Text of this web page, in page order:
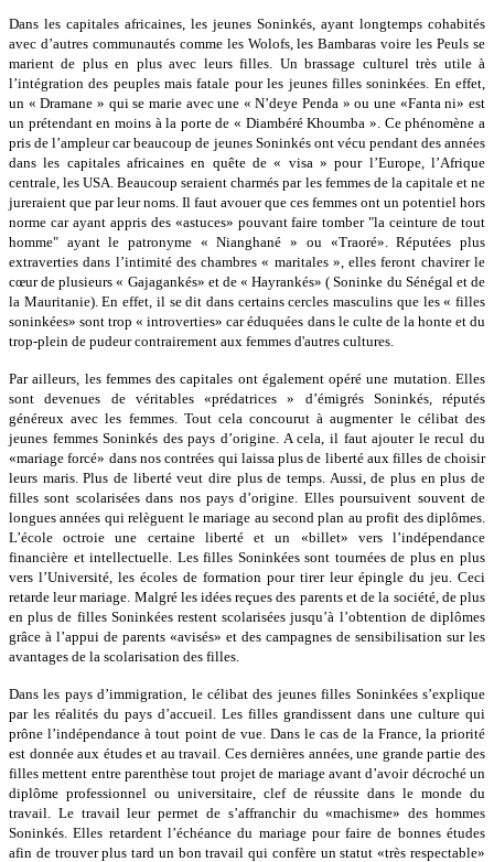
Dans les capitales africaines, les jeunes Soninkés, ayant longtemps cohabités
avec d’autres communautés comme les Wolofs, les Bambaras voire les Peuls se
marient de plus en plus avec leurs filles. Un brassage culturel très utile à
l’intégration des peuples mais fatale pour les jeunes filles soninkées. En effet,
un « Dramane » qui se marie avec une « N’deye Penda » ou une «Fanta ni» est
un prétendant en moins à la porte de « Diambéré Khoumba ». Ce phénomène a
pris de l’ampleur car beaucoup de jeunes Soninkés ont vécu pendant des années
dans les capitales africaines en quête de « visa » pour l’Europe, l’Afrique
centrale, les USA. Beaucoup seraient charmés par les femmes de la capitale et ne
jureraient que par leur noms. Il faut avouer que ces femmes ont un potentiel hors
norme car ayant appris des «astuces» pouvant faire tomber "la ceinture de tout
homme" ayant le patronyme « Nianghané » ou «Traoré». Réputées plus
extraverties dans l’intimité des chambres « maritales », elles feront chavirer le
cœur de plusieurs « Gajagankés» et de « Hayrankés» ( Soninke du Sénégal et de
la Mauritanie). En effet, il se dit dans certains cercles masculins que les « filles
soninkées» sont trop « introverties» car éduquées dans le culte de la honte et du
trop-plein de pudeur contrairement aux femmes d'autres cultures.
Par ailleurs, les femmes des capitales ont également opéré une mutation. Elles
sont devenues de véritables «prédatrices » d’émigrés Soninkés, réputés
généreux avec les femmes. Tout cela concourut à augmenter le célibat des
jeunes femmes Soninkés des pays d’origine. A cela, il faut ajouter le recul du
«mariage forcé» dans nos contrées qui laissa plus de liberté aux filles de choisir
leurs maris. Plus de liberté veut dire plus de temps. Aussi, de plus en plus de
filles sont scolarisées dans nos pays d’origine. Elles poursuivent souvent de
longues années qui relèguent le mariage au second plan au profit des diplômes.
L’école octroie une certaine liberté et un «billet» vers l’indépendance
financière et intellectuelle. Les filles Soninkées sont tournées de plus en plus
vers l’Université, les écoles de formation pour tirer leur épingle du jeu. Ceci
retarde leur mariage. Malgré les idées reçues des parents et de la société, de plus
en plus de filles Soninkées restent scolarisées jusqu’à l’obtention de diplômes
grâce à l’appui de parents «avisés» et des campagnes de sensibilisation sur les
avantages de la scolarisation des filles.
Dans les pays d’immigration, le célibat des jeunes filles Soninkées s’explique
par les réalités du pays d’accueil. Les filles grandissent dans une culture qui
prône l’indépendance à tout point de vue. Dans le cas de la France, la priorité
est donnée aux études et au travail. Ces dernières années, une grande partie des
filles mettent entre parenthèse tout projet de mariage avant d’avoir décroché un
diplôme professionnel ou universitaire, clef de réussite dans le monde du
travail. Le travail leur permet de s’affranchir du «machisme» des hommes
Soninkés. Elles retardent l’échéance du mariage pour faire de bonnes études
afin de trouver plus tard un bon travail qui confère un statut «très respectable»